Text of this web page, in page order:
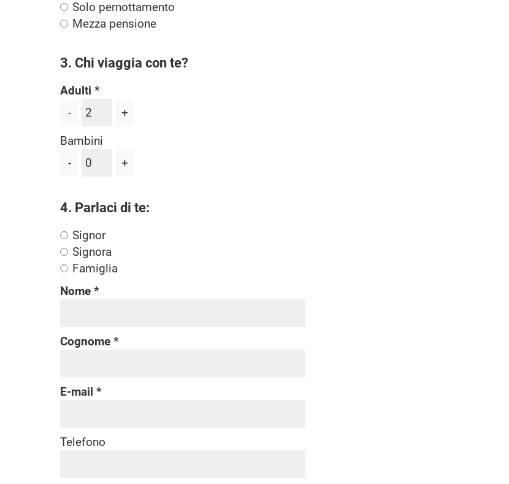
Solo pernottamento
Mezza pensione
3. Chi viaggia con te?
Adulti
-
+
Bambini
-
+
4. Parlaci di te:
Signor
Signora
Famiglia
Nome
Cognome
E-mail
Telefono